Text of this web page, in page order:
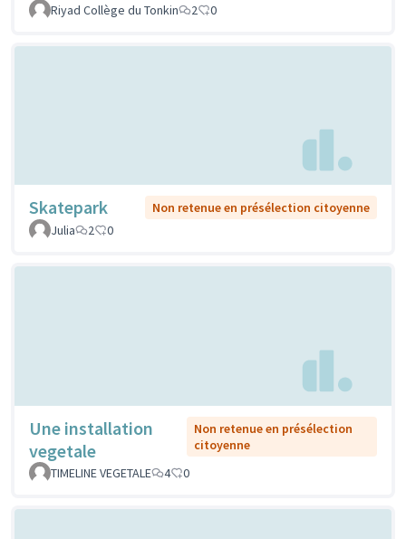
Riyad Collège du Tonkin
2 0
Skatepark
Non retenue en présélection citoyenne
Julia
2 0
Une installation
vegetale
Non retenue en présélection
citoyenne
TIMELINE VEGETALE
4 0